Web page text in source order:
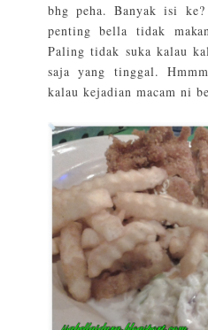
bhg peha. Banyak isi
penting bella tidak
Paling tidak suka kalau
saja yang tinggal.
kalau kejadian macam ni